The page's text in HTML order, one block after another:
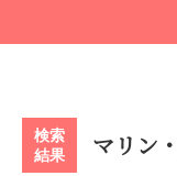
検索
結果
マリン